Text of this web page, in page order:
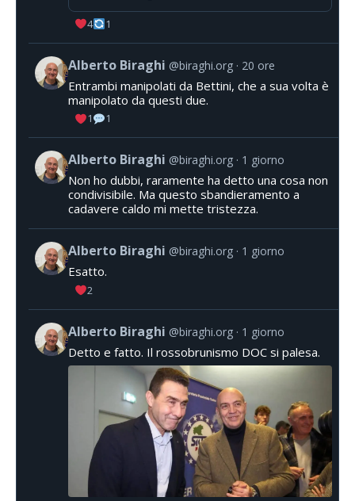
4 1
Alberto Biraghi @biraghi.org 20 ore
Entrambi manipolati da Bettini, che a sua volta è
manipolato da questi due.
1 1
Alberto Biraghi @biraghi.org 1 giorno
Non ho dubbi, raramente ha detto una cosa non
condivisibile. Ma questo sbandieramento a
cadavere caldo mi mette tristezza.
Alberto Biraghi @biraghi.org 1 giorno
Esatto.
2
Alberto Biraghi @biraghi.org 1 giorno
Detto e fatto. Il rossobrunismo DOC si palesa.